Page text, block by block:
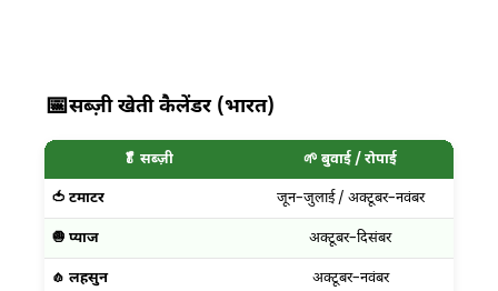
📅सब्ज़ी खेती कैलेंडर (भारत)
🥬 सब्ज़ी 🌱 बुवाई / रोपाई
🍅 टमाटर जून–जुलाई / अक्टूबर–नवंबर
🧅 प्याज अक्टूबर–दिसंबर
🧄 लहसुन अक्टूबर–नवंबर